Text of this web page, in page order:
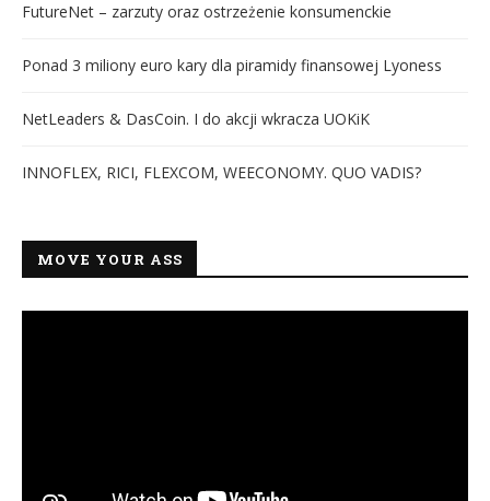
FutureNet – zarzuty oraz ostrzeżenie konsumenckie
Ponad 3 miliony euro kary dla piramidy finansowej Lyoness
NetLeaders & DasCoin. I do akcji wkracza UOKiK
INNOFLEX, RICI, FLEXCOM, WEECONOMY. QUO VADIS?
MOVE YOUR ASS